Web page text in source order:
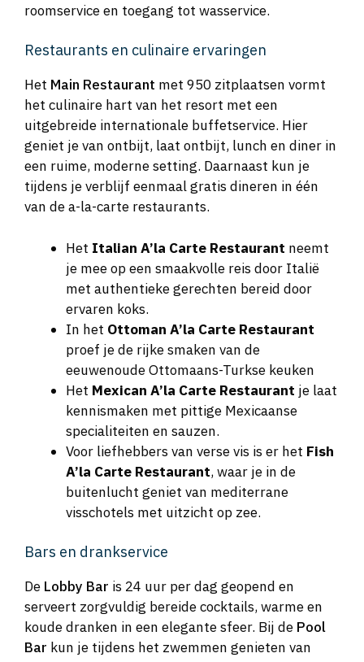
roomservice en toegang tot wasservice.
Restaurants en culinaire ervaringen
Het Main Restaurant met 950 zitplaatsen vormt
het culinaire hart van het resort met een
uitgebreide internationale buffetservice. Hier
geniet je van ontbijt, laat ontbijt, lunch en diner in
een ruime, moderne setting. Daarnaast kun je
tijdens je verblijf eenmaal gratis dineren in één
van de a-la-carte restaurants.
Het Italian A’la Carte Restaurant neemt
je mee op een smaakvolle reis door Italië
met authentieke gerechten bereid door
ervaren koks.
In het Ottoman A’la Carte Restaurant
proef je de rijke smaken van de
eeuwenoude Ottomaans-Turkse keuken
Het Mexican A’la Carte Restaurant je laat
kennismaken met pittige Mexicaanse
specialiteiten en sauzen.
Voor liefhebbers van verse vis is er het Fish
A’la Carte Restaurant, waar je in de
buitenlucht geniet van mediterrane
visschotels met uitzicht op zee.
Bars en drankservice
De Lobby Bar is 24 uur per dag geopend en
serveert zorgvuldig bereide cocktails, warme en
koude dranken in een elegante sfeer. Bij de Pool
Bar kun je tijdens het zwemmen genieten van